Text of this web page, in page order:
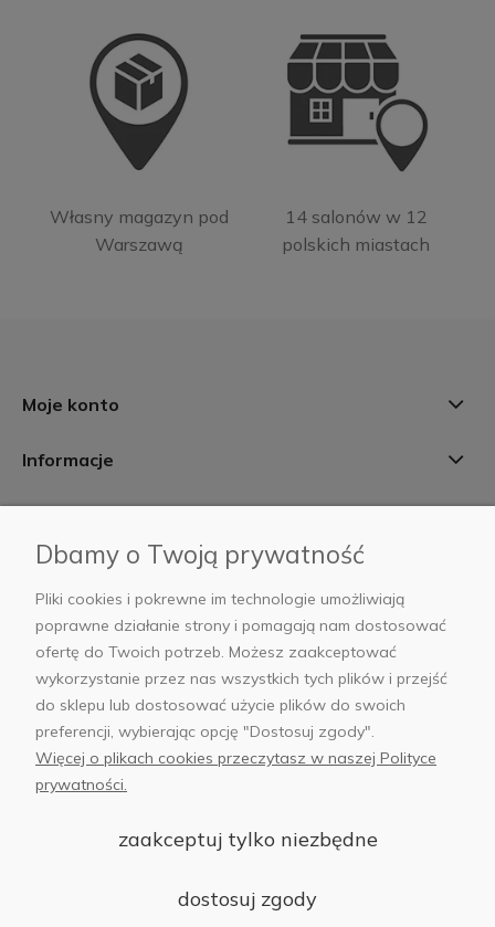
Własny magazyn pod
Warszawą
14 salonów w 12
polskich miastach
Moje konto
Informacje
AB Foto
sklep@abfoto.pl
+48 797 971 275
© 2025 Wszelkie prawa zastrzeżone. Serwis własnością:
Sp. z o.o.
Dbamy o Twoją prywatność
Pliki cookies i pokrewne im technologie umożliwiają
poprawne działanie strony i pomagają nam dostosować
ofertę do Twoich potrzeb. Możesz zaakceptować
wykorzystanie przez nas wszystkich tych plików i przejść
do sklepu lub dostosować użycie plików do swoich
preferencji, wybierając opcję "Dostosuj zgody".
Więcej o plikach cookies przeczytasz w naszej Polityce
prywatności.
zaakceptuj tylko niezbędne
dostosuj zgody